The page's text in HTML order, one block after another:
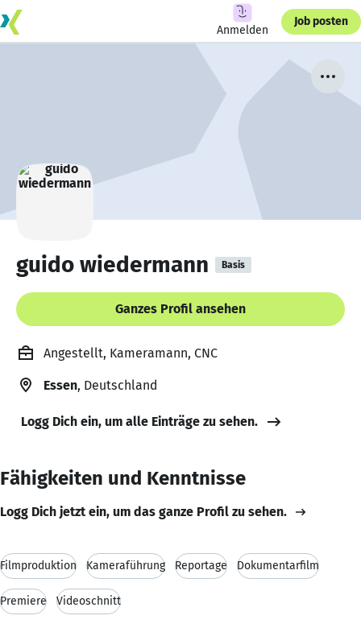
Anmelden
Job posten
guido wiedermann Basis
Ganzes Profil ansehen
Angestellt, Kameramann, CNC
Essen, Deutschland
Logg Dich ein, um alle Einträge zu sehen.
Fähigkeiten und Kenntnisse
Logg Dich jetzt ein, um das ganze Profil zu sehen.
Filmproduktion Kameraführung Reportage Dokumentarfilm
Premiere Videoschnitt